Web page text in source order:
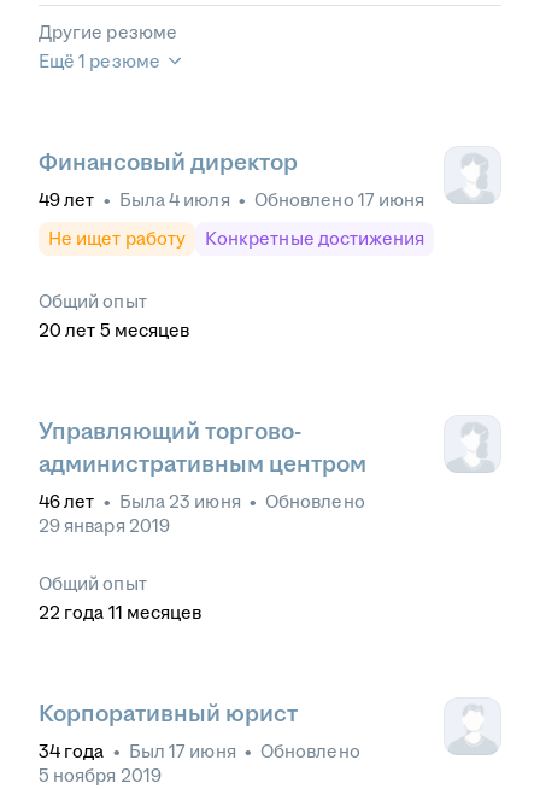
Другие резюме
Ещё 1 резюме
Финансовый директор
49лет • Была4 июля • Обновлено 17 июня
Не ищет работу
Конкретные достижения
Общий опыт
20 лет 5 месяцев
Управляющий торгово-
административным центром
46лет • Была 23 июня • Обновлено
29 января 2019
Общий опыт
22 года 11 месяцев
Корпоративный юрист
34 года • Был 17 июня • Обновлено
5 ноября 2019